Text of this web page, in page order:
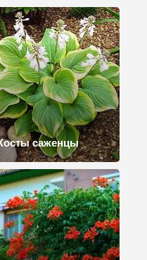
саженцы